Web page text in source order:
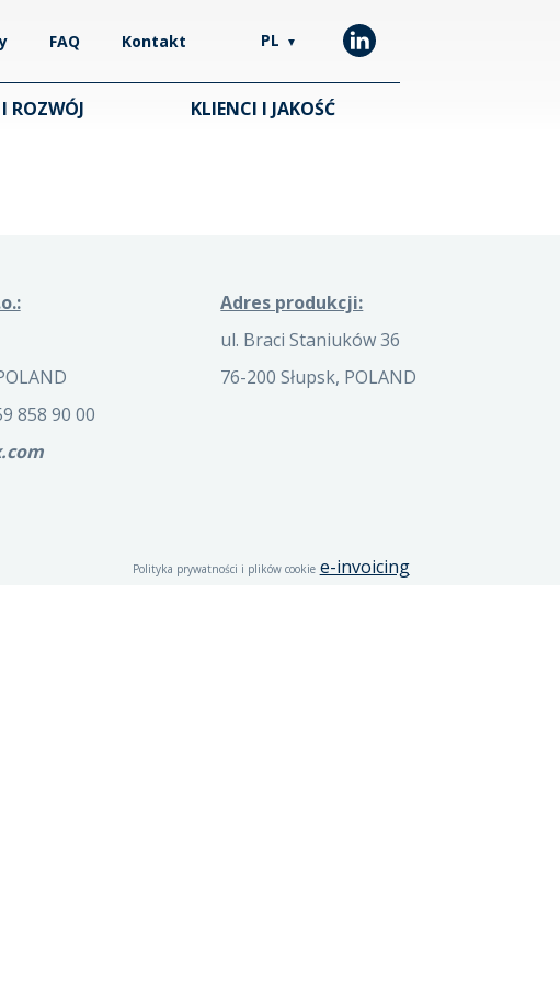
FAQ Kontakt PL ▼
ROZWÓJ KLIENCI I JAKOŚĆ
858 90 00
Adres produkcji:
ul. Braci Staniuków 36
76-200 Słupsk, POLAND
Polityka prywatności i plików cookie e-invoicing